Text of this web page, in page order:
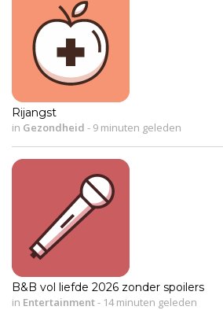
Rijangst
in Gezondheid - 9 minuten geleden
B&B vol liefde 2026 zonder spoilers
in Entertainment- 14 minuten geleden